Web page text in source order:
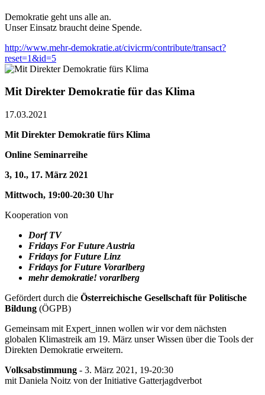
Demokratie geht uns alle an.
Unser Einsatz braucht deine Spende.
http://www.mehr-demokratie.at/civicrm/contribute/transact?
reset=1&id=5
Mit Direkter Demokratie für das Klima
17.03.2021
Mit Direkter Demokratie fürs Klima
Online Seminarreihe
3, 10., 17. März 2021
Mittwoch, 19:00-20:30 Uhr
Kooperation von
Dorf TV
Fridays For Future Austria
Fridays for Future Linz
Fridays for Future Vorarlberg
mehr demokratie! vorarlberg
Gefördert durch die Österreichische Gesellschaft für Politische
Bildung (ÖGPB)
Gemeinsam mit Expert_innen wollen wir vor dem nächsten
globalen Klimastreik am 19. März unser Wissen über die Tools der
Direkten Demokratie erweitern.
Volksabstimmung - 3. März 2021, 19-20:30
mit Daniela Noitz von der Initiative Gatterjagdverbot